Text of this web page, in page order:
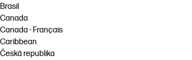
Brasil
Canada
Canada - Français
Caribbean
Česká republika